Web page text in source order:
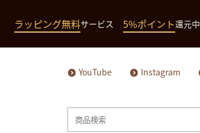
ラッピング無料サービス 5%ポイント還元中
YouTube Instagram